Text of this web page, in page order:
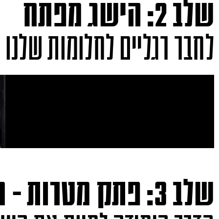
שלב 2: הישג מפתח
לחבר רגליים לחלומות שלנו תוך 30-
שלב 3: פתק מטרות - חלק א